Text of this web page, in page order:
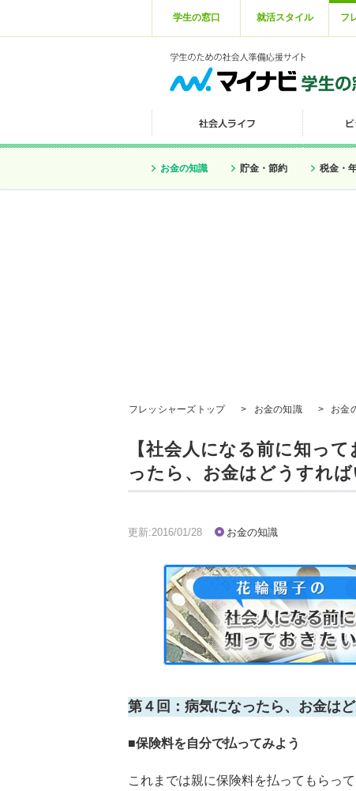
学生の窓口 就活スタイル フ
お金の知識 貯金・節約 税金・
フレッシャーズトップ > お金の知識 > お金
【社会人になる前に知っ
ったら、お金はどうすれ
更新:2016/01/28 お金の知識
第４回：病気になったら、お金は
■保険料を自分で払ってみよう
これまでは親に保険料を払ってもらっ